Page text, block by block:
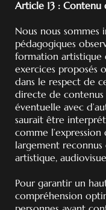
Article 13 :
Nous nous sommes
pédagogiques
formation artistique
exercices proposés
dans le respect de
directe de
éventuelle avec
saurait être
comme
largement
artistique,
Pour garantir un
compréhension